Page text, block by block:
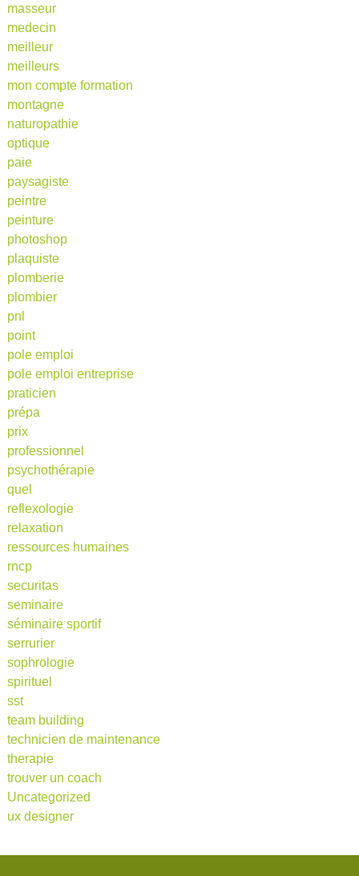
masseur
medecin
meilleur
meilleurs
mon compte formation
montagne
naturopathie
optique
paie
paysagiste
peintre
peinture
photoshop
plaquiste
plomberie
plombier
pnl
point
pole emploi
pole emploi entreprise
praticien
prépa
prix
professionnel
psychothérapie
quel
reflexologie
relaxation
ressources humaines
rncp
securitas
seminaire
séminaire sportif
serrurier
sophrologie
spirituel
sst
team building
technicien de maintenance
therapie
trouver un coach
Uncategorized
ux designer